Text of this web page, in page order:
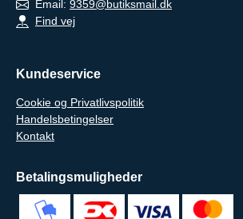
Email: 9359@butiksmail.dk
Find vej
Kundeservice
Cookie og Privatlivspolitik
Handelsbetingelser
Kontakt
Betalingsmuligheder